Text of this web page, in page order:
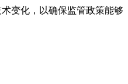
变化，以确保监管政策能够